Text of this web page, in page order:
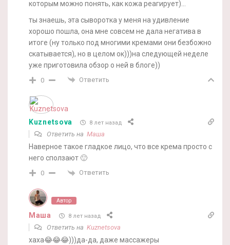
которым можно понять, как кожа реагирует)…
ты знаешь, эта сыворотка у меня на удивление
хорошо пошла, она мне совсем не дала негатива в
итоге (ну только под многими кремами они безбожно
скатывается), но в целом ок)))на следующей неделе
уже приготовила обзор о ней в блоге))
0 Ответить
Kuznetsova 8 лет назад
Ответить на Маша
Наверное такое гладкое лицо, что все крема просто с
него сползают 🙂
0 Ответить
Автор
Маша 8 лет назад
Ответить на Kuznetsova
хаха😂😂😂)))да-да, даже массажеры